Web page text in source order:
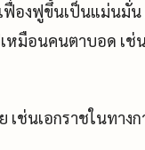
ฟื่องฟูขึ้นเป็นแม่นมั่
เหมือนคนตาบอด
ช่นเอกราชในทาง